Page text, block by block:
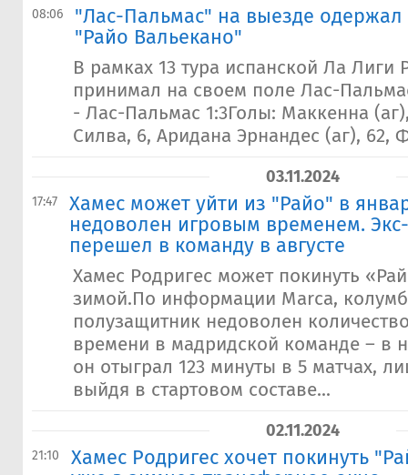
08:06
"Лас-Пальмас" на выезде одержал
"Райо Вальекано"
В рамках 13 тура испанской Ла Лиги
принимал на своем поле Лас-
- Лас-Пальмас 1:3Голы: Маккенна
Силва, 6, Аридана Эрнандес (аг), 62,
03.11.2024
17:47
Хамес может уйти из "Райо" в
недоволен игровым временем.
перешел в команду в августе
Хамес Родригес может покинуть
зимой.По информации Marca,
полузащитник недоволен
времени в мадридской команде – в
он отыграл 123 минуты в 5 матчах,
выйдя в стартовом составе...
02.11.2024
21:10
Хамес Родригес хочет покинуть